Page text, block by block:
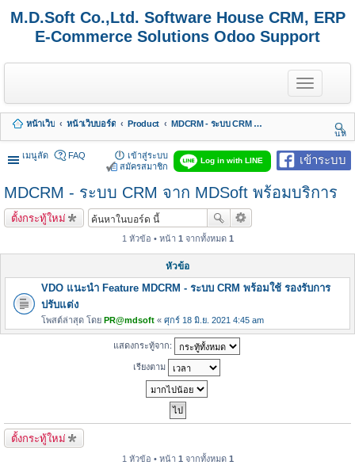
M.D.Soft Co.,Ltd. Software House CRM, ERP
E-Commerce Solutions Odoo Support
T
o
g
e
n
a
i
g
หน้าเว็บ หน้าเว็บบอร์ด Product
MDCRM - ระบบ CRM จาก MDSoft พร้อมบริการ
นห
า
เมนูลัด
เข้าระบบ
Log in with LINE
FAQ
เข้าสู่ระบบ
สมัครสมาชิก
MDCRM - ระบบ CRM จาก MDSoft พร้อมบริการ
ตั้งกระทู้ใหม่
1 หัวข้อ • หน้า 1 จากทั้งหมด 1
หัวข้อ
VDO แนะนำ Feature MDCRM - ระบบ CRM พร้อมใช้ รองรับการ
ปรับแต่ง
โพสต์ล่าสุด โดย PR@mdsoft « ศุกร์ 18 มิ.ย. 2021 4:45 am
แสดงกระทู้จาก:
เรียงตาม
ตั้งกระทู้ใหม่
1 หัวข้อ • หน้า 1 จากทั้งหมด 1